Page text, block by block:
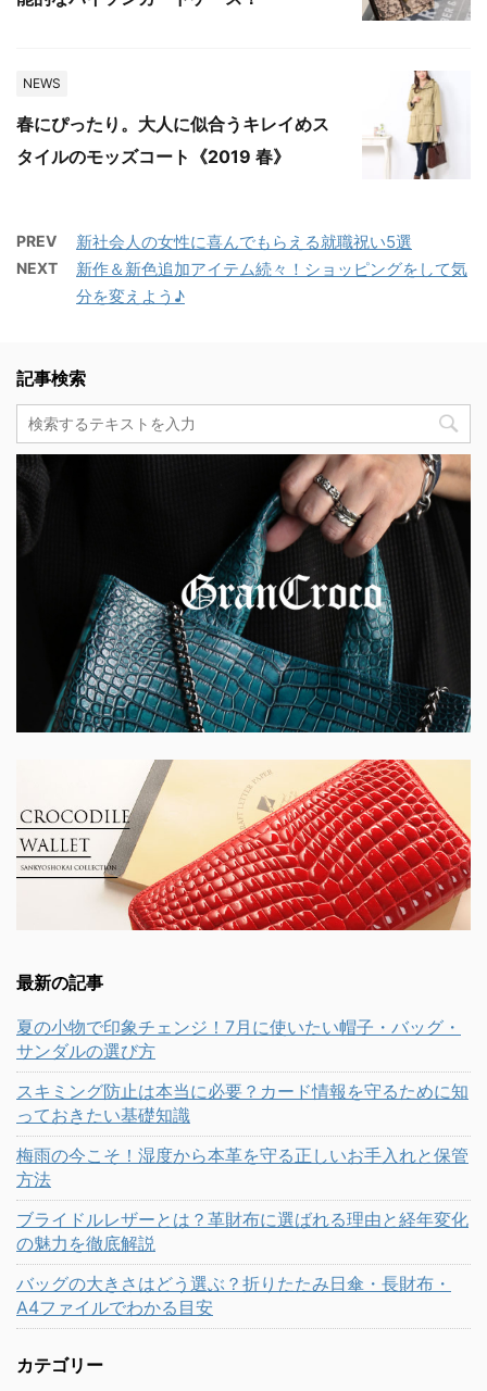
NEWS
春にぴったり。大人に似合うキレイめス
タイルのモッズコート《2019 春》
PREV 新社会人の女性に喜んでもらえる就職祝い5選
NEXT
新作＆新色追加アイテム続々！ショッピングをして気
分を変えよう♪
記事検索
最新の記事
夏の小物で印象チェンジ！7月に使いたい帽子・バッグ・
サンダルの選び方
スキミング防止は本当に必要？カード情報を守るために知
っておきたい基礎知識
梅雨の今こそ！湿度から本革を守る正しいお手入れと保管
方法
ブライドルレザーとは？革財布に選ばれる理由と経年変化
の魅力を徹底解説
バッグの大きさはどう選ぶ？折りたたみ日傘・長財布・
A4ファイルでわかる目安
カテゴリー